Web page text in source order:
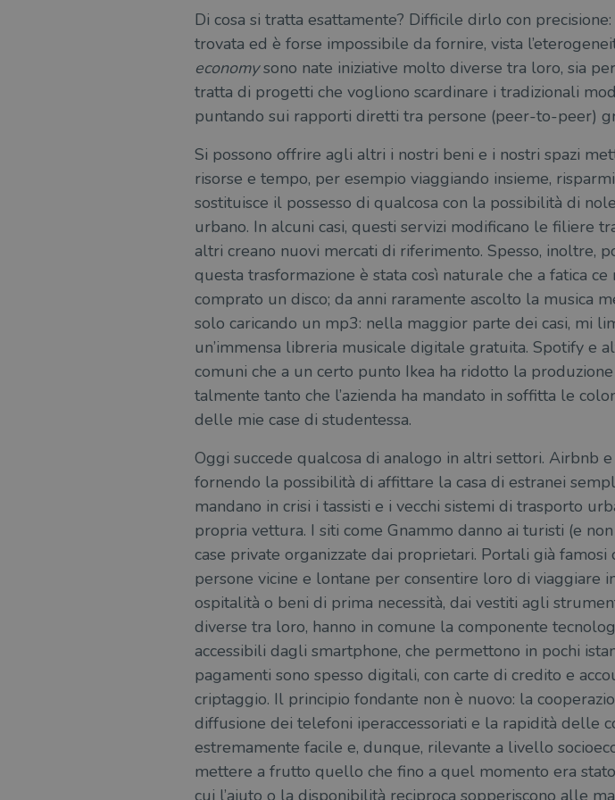
Di cosa si tratta esattamente? Difficile dirlo con
trovata ed è forse impossibile da fornire, vista
economysono nate iniziative molto diverse tra loro, sia
tratta di progetti che vogliono scardinare i tradizionali
puntando sui rapporti diretti tra persone (peer-to-peer)
Si possono offrire agli altri i nostri beni e i nostri spazi
risorse e tempo, per esempio viaggiando insieme,
sostituisce il possesso di qualcosa con la possibilità di
urbano. In alcuni casi, questi servizi modificano le filiere
altri creano nuovi mercati di riferimento. Spesso, inoltre,
questa trasformazione è stata così naturale che a fatica
comprato un disco; da anni raramente ascolto la musica
solo caricando un mp3: nella maggior parte dei casi, mi
un’immensa libreria musicale digitale gratuita. Spotify e
comuni che a un certo punto Ikea ha ridotto la
talmente tanto che l’azienda ha mandato in soffitta le
delle mie case di studentessa.
Oggi succede qualcosa di analogo in altri settori. Airbnb
fornendo la possibilità di affittare la casa di estranei
mandano in crisi i tassisti e i vecchi sistemi di trasporto
propria vettura. I siti come Gnammo danno ai turisti (e
case private organizzate dai proprietari. Portali già
persone vicine e lontane per consentire loro di viaggiare
ospitalità o beni di prima necessità, dai vestiti agli
diverse tra loro, hanno in comune la componente
accessibili dagli smartphone, che permettono in pochi
pagamenti sono spesso digitali, con carte di credito e
criptaggio. Il principio fondante non è nuovo: la
diffusione dei telefoni iperaccessoriati e la rapidità delle
estremamente facile e, dunque, rilevante a livello
mettere a frutto quello che fino a quel momento era
cui l’aiuto o la disponibilità reciproca sopperiscono alle
msToken .tiktok.com
1
settimana
3 giorni
Questo
quando
Fornitore
Dominio
.illibraio.it
1 anno 1
mese
Questo cookie viene
_ga
Google
LLC
.illibraio.it
1 anno 1
mese
Questo nome di cookie è
aggiornamento
Questo cookie viene
generato casualmente
un sito e utilizzato per
dei siti. Per impostazione
proprietari di siti Web.
Nome
Fornitore/
Scadenza Descrizione
UserProfile .illibraio.it 1 anno
Identifica l'utente che
_fbp
Meta
Platform Inc.
.illibraio.it
2 mesi 4
settimane
Utilizzato da
reale da inserzionisti
Dominio
__Secure-ROLLOUT_TOKEN .youtube.com
5 mesi 4
settimane
ttwid
.tiktok.com
11 mesi 4
settimane
Questo
contenuti
YSC
.youtube.com
Sessione
Questo
VISITOR_INFO1_LIVE
Google LLC
5 mesi 4
Questo
se il
VISITOR_PRIVACY_METADATA
YouTube
.youtube.com
5 mesi 4
settimane
Questo
consenso